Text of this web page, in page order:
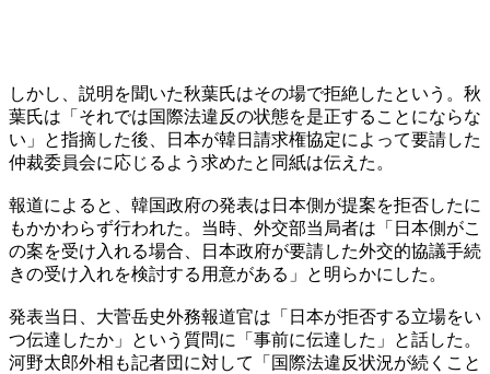
しかし、説明を聞いた秋葉氏はその場で拒絶したという。秋
葉氏は「それでは国際法違反の状態を是正することにならな
い」と指摘した後、日本が韓日請求権協定によって要請した
仲裁委員会に応じるよう求めたと同紙は伝えた。
報道によると、韓国政府の発表は日本側が提案を拒否したに
もかかわらず行われた。当時、外交部当局者は「日本側がこ
の案を受け入れる場合、日本政府が要請した外交的協議手続
きの受け入れを検討する用意がある」と明らかにした。
発表当日、大菅岳史外務報道官は「日本が拒否する立場をい
つ伝達したか」という質問に「事前に伝達した」と話した。
河野太郎外相も記者団に対して「国際法違反状況が続くこと